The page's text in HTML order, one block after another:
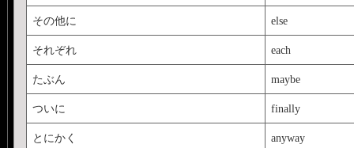
その他に else
それぞれ each
たぶん maybe
ついに finally
とにかく anyway